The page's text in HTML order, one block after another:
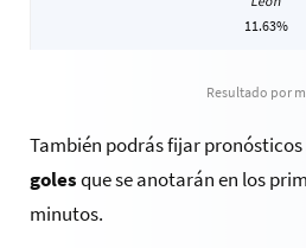
11.63%
Resultado por
También podrás fijar pronósticos
golesque se anotarán en los
minutos.